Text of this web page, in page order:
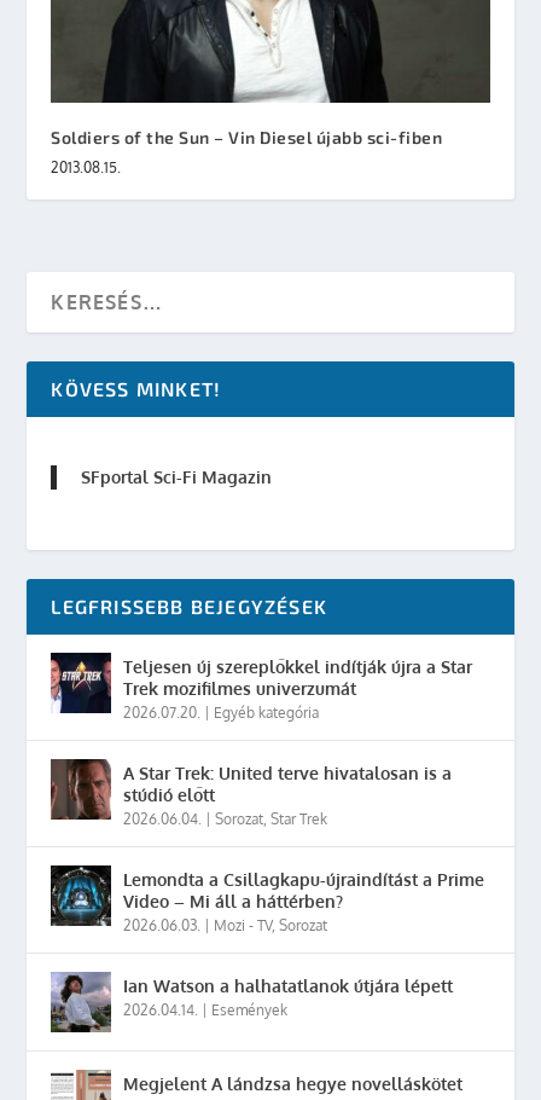
Soldiers of the Sun – Vin Diesel újabb sci-fiben
2013.08.15.
KÖVESS MINKET!
SFportal Sci-Fi Magazin
LEGFRISSEBB BEJEGYZÉSEK
Teljesen új szereplőkkel indítják újra a Star
Trek mozifilmes univerzumát
2026.07.20. Egyéb kategória
A Star Trek: United terve hivatalosan is a
stúdió előtt
2026.06.04. |Sorozat,Star Trek
Lemondta a Csillagkapu-újraindítást a Prime
Video – Mi áll a háttérben?
2026.06.03. Mozi - TV,Sorozat
Ian Watson a halhatatlanok útjára lépett
2026.04.14. Események
Megjelent A lándzsa hegye novelláskötet